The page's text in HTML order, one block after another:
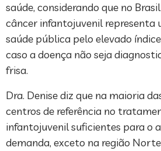
saúde, considerando que no
câncer infantojuvenil representa
saúde pública pelo elevado
caso a doença não seja
frisa.
Dra. Denise diz que na maioria
centros de referência no
infantojuvenil suficientes para o
demanda, exceto na região